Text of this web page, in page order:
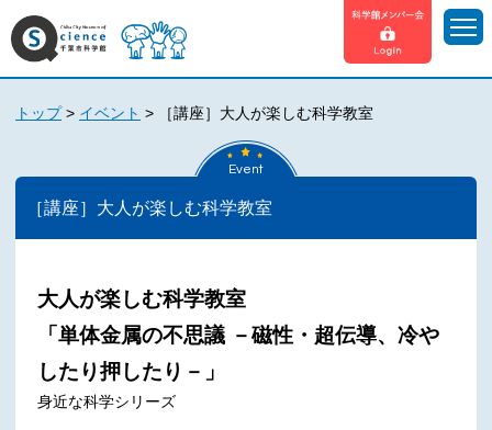
トップ> イベント > ［講座］大人が楽しむ科学教室
Event
［講座］大人が楽しむ科学教室
大人が楽しむ科学教室
「単体金属の不思議 －磁性・超伝導、冷や
したり押したり－」
身近な科学シリーズ